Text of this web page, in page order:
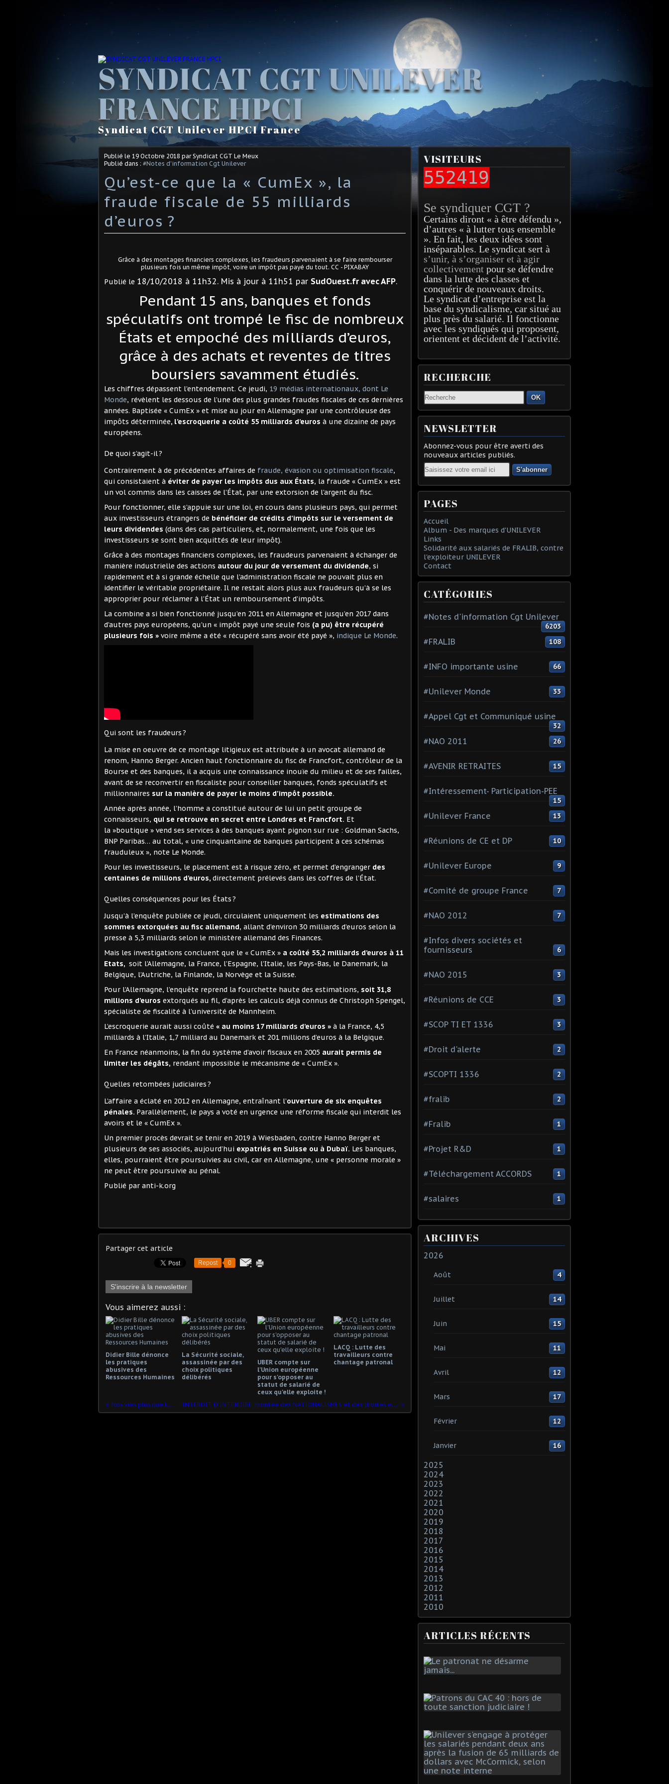
SYNDICAT CGT UNILEVER
FRANCE HPCI
Syndicat CGT Unilever HPCI France
Publié le 19 Octobre 2018 par Syndicat CGT Le Meux
Publié dans : #Notes d'information Cgt Unilever
Qu’est-ce que la « CumEx », la
fraude fiscale de 55 milliards
d’euros ?
Grâce à des montages financiers complexes, les fraudeurs parvenaient à se faire rembourser
plusieurs fois un même impôt, voire un impôt pas payé du tout. CC - PIXABAY
Publié le 18/10/2018 à 11h32. Mis à jour à 11h51 par SudOuest.fr avec AFP.
Pendant 15 ans, banques et fonds
spéculatifs ont trompé le fisc de nombreux
États et empoché des milliards d’euros,
grâce à des achats et reventes de titres
boursiers savamment étudiés.
Les chiffres dépassent l’entendement. Ce jeudi, 19 médias internationaux, dont Le
Monde, révèlent les dessous de l’une des plus grandes fraudes fiscales de ces dernières
années. Baptisée « CumEx » et mise au jour en Allemagne par une contrôleuse des
impôts déterminée, l’escroquerie a coûté 55 milliards d’euros à une dizaine de pays
européens.
De quoi s’agit-il ?
Contrairement à de précédentes affaires de fraude, évasion ou optimisation fiscale,
qui consistaient à éviter de payer les impôts dus aux États, la fraude « CumEx » est
un vol commis dans les caisses de l’État, par une extorsion de l’argent du fisc.
Pour fonctionner, elle s’appuie sur une loi, en cours dans plusieurs pays, qui permet
aux investisseurs étrangers de bénéficier de crédits d’impôts sur le versement de
leurs dividendes (dans des cas particuliers, et, normalement, une fois que les
investisseurs se sont bien acquittés de leur impôt).
Grâce à des montages financiers complexes, les fraudeurs parvenaient à échanger de
manière industrielle des actions autour du jour de versement du dividende, si
rapidement et à si grande échelle que l’administration fiscale ne pouvait plus en
identifier le véritable propriétaire. Il ne restait alors plus aux fraudeurs qu’à se les
approprier pour réclamer à l’État un remboursement d’impôts.
La combine a si bien fonctionné jusqu’en 2011 en Allemagne et jusqu’en 2017 dans
d’autres pays européens, qu’un « impôt payé une seule fois (a pu) être récupéré
plusieurs fois » voire même a été « récupéré sans avoir été payé », indique Le Monde.
Qui sont les fraudeurs ?
La mise en oeuvre de ce montage litigieux est attribuée à un avocat allemand de
renom, Hanno Berger. Ancien haut fonctionnaire du fisc de Francfort, contrôleur de la
Bourse et des banques, il a acquis une connaissance inouïe du milieu et de ses failles,
avant de se reconvertir en fiscaliste pour conseiller banques, fonds spéculatifs et
millionnaires sur la manière de payer le moins d’impôt possible.
Année après année, l’homme a constitué autour de lui un petit groupe de
connaisseurs, qui se retrouve en secret entre Londres et Francfort. Et
la »boutique » vend ses services à des banques ayant pignon sur rue : Goldman Sachs,
BNP Paribas… au total, « une cinquantaine de banques participent à ces schémas
frauduleux », note Le Monde.
Pour les investisseurs, le placement est à risque zéro, et permet d’engranger des
centaines de millions d’euros, directement prélevés dans les coffres de l’État.
Quelles conséquences pour les États ?
Jusqu’à l’enquête publiée ce jeudi, circulaient uniquement les estimations des
sommes extorquées au fisc allemand, allant d’environ 30 milliards d’euros selon la
presse à 5,3 milliards selon le ministère allemand des Finances.
Mais les investigations concluent que le « CumEx » a coûté 55,2 milliards d’euros à 11
Etats, soit l’Allemagne, la France, l’Espagne, l’Italie, les Pays-Bas, le Danemark, la
Belgique, l’Autriche, la Finlande, la Norvège et la Suisse.
Pour l’Allemagne, l’enquête reprend la fourchette haute des estimations, soit 31,8
millions d’euros extorqués au fil, d’après les calculs déjà connus de Christoph Spengel,
spécialiste de fiscalité à l’université de Mannheim.
L’escroquerie aurait aussi coûté « au moins 17 milliards d’euros » à la France, 4,5
milliards à l’Italie, 1,7 milliard au Danemark et 201 millions d’euros à la Belgique.
En France néanmoins, la fin du système d’avoir fiscaux en 2005 aurait permis de
limiter les dégâts, rendant impossible le mécanisme de « CumEx ».
Quelles retombées judiciaires ?
L’affaire a éclaté en 2012 en Allemagne, entraînant l’ouverture de six enquêtes
pénales. Parallèlement, le pays a voté en urgence une réforme fiscale qui interdit les
avoirs et le « CumEx ».
Un premier procès devrait se tenir en 2019 à Wiesbaden, contre Hanno Berger et
plusieurs de ses associés, aujourd’hui expatriés en Suisse ou à Dubaï. Les banques,
elles, pourraient être poursuivies au civil, car en Allemagne, une « personne morale »
ne peut être poursuivie au pénal.
Publié par anti-k.org
Partager cet article
Repost 0
S'inscrire à la newsletter
Vous aimerez aussi :
Didier Bille dénonce
les pratiques
abusives des
Ressources Humaines
La Sécurité sociale,
assassinée par des
choix politiques
délibérés
UBER compte sur
l'Union européenne
pour s'opposer au
statut de salarié de
ceux qu'elle exploite !
LACQ : Lutte des
travailleurs contre
chantage patronal
Nos vies plus que leurs profits ! INTERDIT D’INTERDIRE: montée des NATIONALISMES et des droites extrêmes : retour aux années 30 ?
VISITEURS
552419
Se syndiquer CGT ?
Certains diront « à être défendu »,
d’autres « à lutter tous ensemble
». En fait, les deux idées sont
inséparables. Le syndicat sert à
s’unir, à s’organiser et à agir
collectivement pour se défendre
dans la lutte des classes et
conquérir de nouveaux droits.
Le syndicat d’entreprise est la
base du syndicalisme, car situé au
plus près du salarié. Il fonctionne
avec les syndiqués qui proposent,
orientent et décident de l’activité.
RECHERCHE
OK
NEWSLETTER
Abonnez-vous pour être averti des
nouveaux articles publiés.
Email
PAGES
Accueil
Album - Des marques d'UNILEVER
Links
Solidarité aux salariés de FRALIB, contre
l'exploiteur UNILEVER
Contact
CATÉGORIES
#Notes d'information Cgt Unilever
6203
#FRALIB 108
#INFO importante usine 66
#Unilever Monde 33
#Appel Cgt et Communiqué usine
32
#NAO 2011 26
#AVENIR RETRAITES 15
#Intéressement- Participation-PEE
15
#Unilever France 13
#Réunions de CE et DP 10
#Unilever Europe 9
#Comité de groupe France 7
#NAO 2012 7
#Infos divers sociétés et
fournisseurs
6
#NAO 2015 3
#Réunions de CCE 3
#SCOP TI ET 1336 3
#Droit d'alerte 2
#SCOPTI 1336 2
#fralib 2
#Fralib 1
#Projet R&D 1
#Téléchargement ACCORDS 1
#salaires 1
ARCHIVES
2026
Août 4
Juillet 14
Juin 15
Mai 11
Avril 12
Mars 17
Février 12
Janvier 16
2025
2024
2023
2022
2021
2020
2019
2018
2017
2016
2015
2014
2013
2012
2011
2010
ARTICLES RÉCENTS